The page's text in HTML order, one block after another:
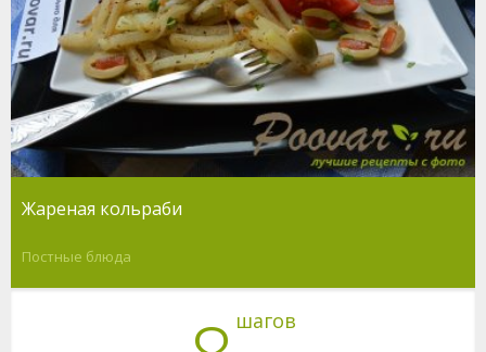
Жареная кольраби
Постные блюда
шагов